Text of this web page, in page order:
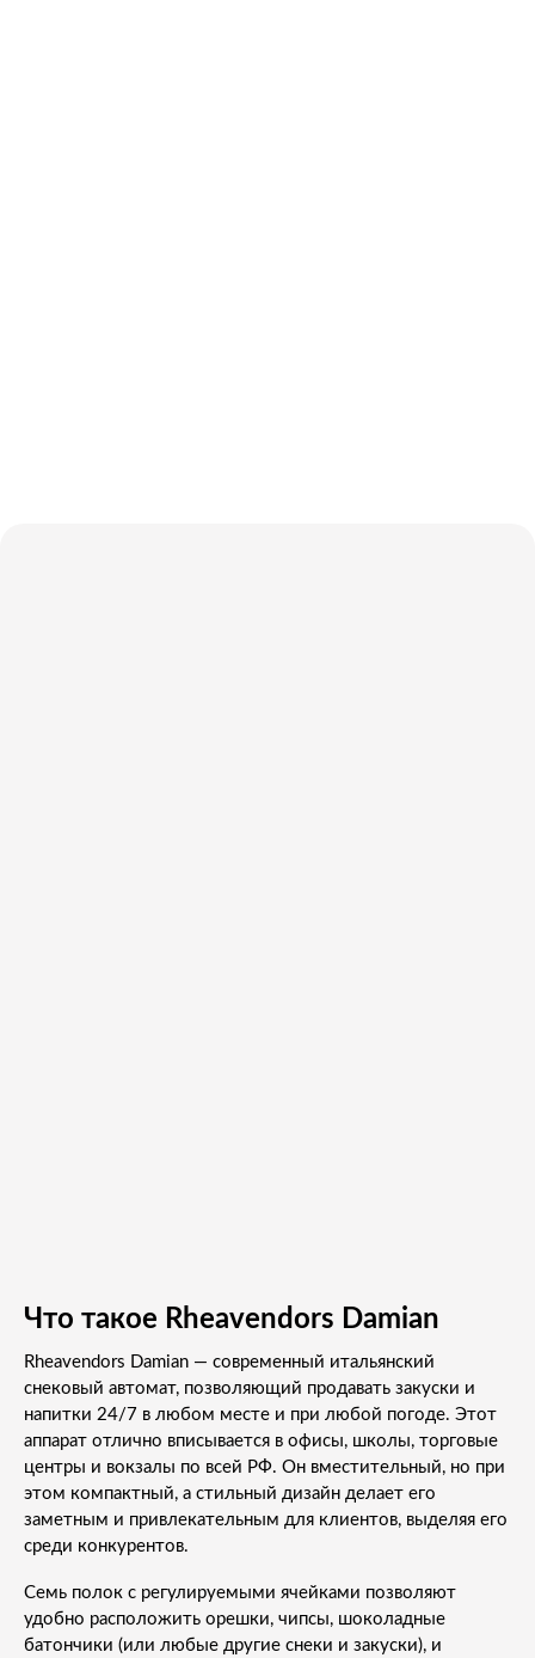
Что такое Rheavendors Damian
Rheavendors Damian — современный итальянский
снековый автомат, позволяющий продавать закуски и
напитки 24/7 в любом месте и при любой погоде. Этот
аппарат отлично вписывается в офисы, школы, торговые
центры и вокзалы по всей РФ. Он вместительный, но при
этом компактный, а стильный дизайн делает его
заметным и привлекательным для клиентов, выделяя его
среди конкурентов.
Семь полок с регулируемыми ячейками позволяют
удобно расположить орешки, чипсы, шоколадные
батончики (или любые другие снеки и закуски), и